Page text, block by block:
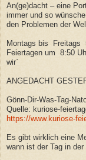
An(ge)dacht – eine
immer und so
den Problemen der
Montags bis Freitags
Feiertagen um 8:50
wir`
ANGEDACHT
Gönn-Dir-Was-Tag-
Quelle: kuriose-
https://www.kuriose-
Es gibt wirklich eine
wann ist der Tag in